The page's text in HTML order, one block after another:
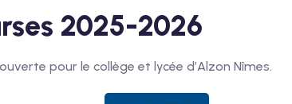
2025-2026
pour le collège et lycée d’Alzon Nîmes.